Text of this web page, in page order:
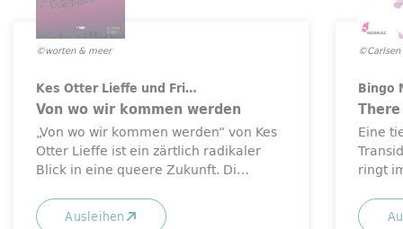
©worten & meer
Kes Otter Lieffe und Fri…
Von wo wir kommen werden
„Von wo wir kommen werden“ von Kes
Otter Lieffe ist ein zärtlich radikaler
Blick in eine queere Zukunft. Di…
Ausleihen
©Carlsen
Bingo
Eine
ringt